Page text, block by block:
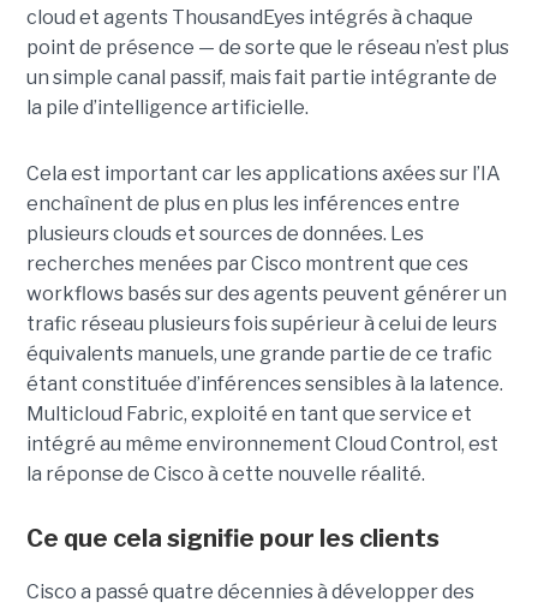
cloud et agents ThousandEyes intégrés à chaque
point de présence — de sorte que le réseau n’est plus
un simple canal passif, mais fait partie intégrante de
la pile d’intelligence artificielle.
Cela est important car les applications axées sur l’IA
enchaînent de plus en plus les inférences entre
plusieurs clouds et sources de données. Les
recherches menées par Cisco montrent que ces
workflows basés sur des agents peuvent générer un
trafic réseau plusieurs fois supérieur à celui de leurs
équivalents manuels, une grande partie de ce trafic
étant constituée d’inférences sensibles à la latence.
Multicloud Fabric, exploité en tant que service et
intégré au même environnement Cloud Control, est
la réponse de Cisco à cette nouvelle réalité.
Ce que cela signifie pour les clients
Cisco a passé quatre décennies à développer des